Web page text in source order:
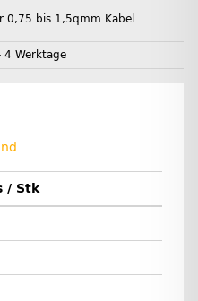
0,75 bis 1,5qmm Kabel
4 Werktage
/ Stk